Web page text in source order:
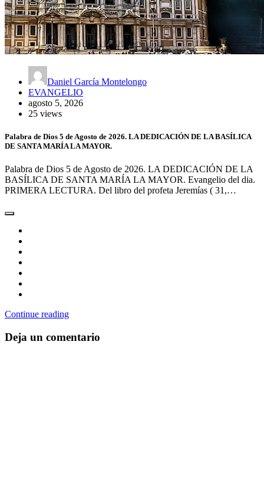
Daniel García Montelongo
EVANGELIO
agosto 5, 2026
25 views
Palabra de Dios 5 de Agosto de 2026. LA DEDICACIÓN DE LA BASÍLICA
DE SANTA MARÍA LA MAYOR.
Palabra de Dios 5 de Agosto de 2026. LA DEDICACIÓN DE LA
BASÍLICA DE SANTA MARÍA LA MAYOR. Evangelio del dia.
PRIMERA LECTURA. Del libro del profeta Jeremías ( 31,…
Continue reading
Deja un comentario